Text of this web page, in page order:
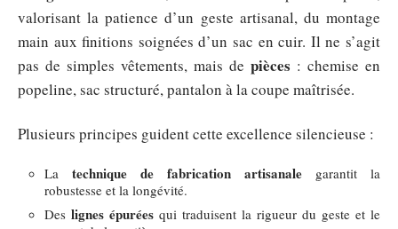
valorisant la patience d’un geste artisanal, du montage
main aux finitions soignées d’un sac en cuir. Il ne s’agit
pas de simples vêtements, mais de pièces : chemise en
popeline, sac structuré, pantalon à la coupe maîtrisée.
Plusieurs principes guident cette excellence silencieuse :
La technique de fabrication artisanale garantit la
robustesse et la longévité.
Des lignes épurées qui traduisent la rigueur du geste et le